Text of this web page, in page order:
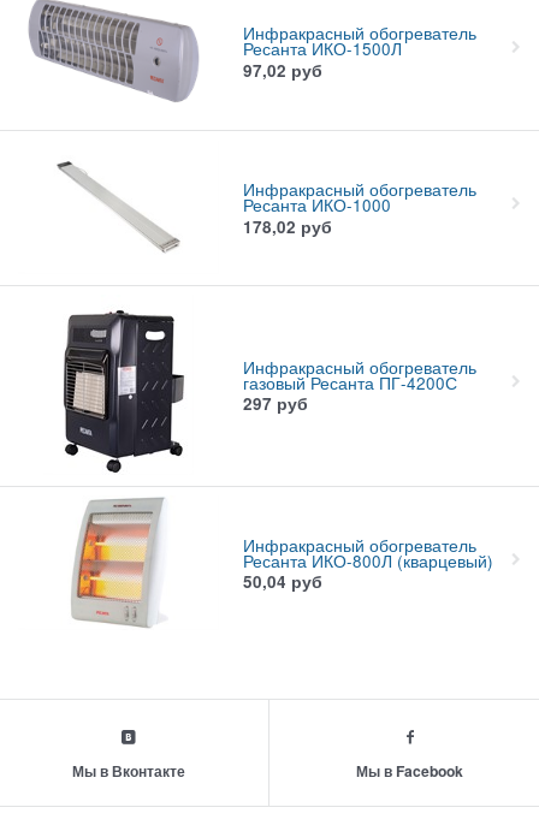
Инфракрасный обогреватель
Ресанта ИКО-1500Л
97,02 руб
Инфракрасный обогреватель
Ресанта ИКО-1000
178,02 руб
Инфракрасный обогреватель
газовый Ресанта ПГ-4200С
297 руб
Инфракрасный обогреватель
Ресанта ИКО-800Л (кварцевый)
50,04 руб
Мы в Вконтакте Мы в Facebook